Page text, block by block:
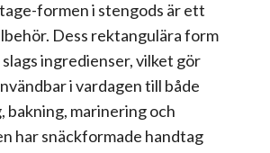
formen i stengods är ett
Dess rektangulära form
slags ingredienser, vilket gör
i vardagen till både
bakning, marinering och
har snäckformade handtag